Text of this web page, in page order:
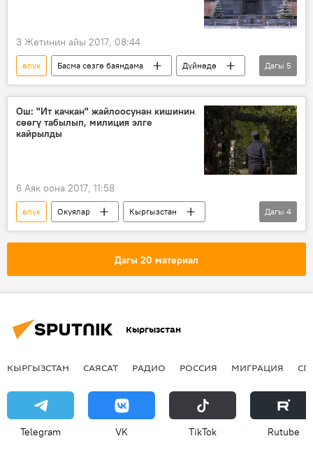
3 Жетинин айы 2017, 08:44
өлүк Басма сөзгө баяндама
Дүйнөдө
Коом
Жаңылыктар
Владимир Ленин
сөөк
Кызыл Аянт
Дагы 5
Ош: "Ит качкан" жайлоосунан кишинин
сөөгү табылып, милиция элге
кайрылды
6 Аяк оона 2017, 11:58
өлүк Окуялар
Кыргызстан
Жаңылыктар
Ош
милиция
Дагы 4
Дагы 20 материал
Кыргызстан
КЫРГЫЗСТАН САЯСАТ РАДИО РОССИЯ МИГРАЦИЯ
Telegram VK ТikТоk Rutube